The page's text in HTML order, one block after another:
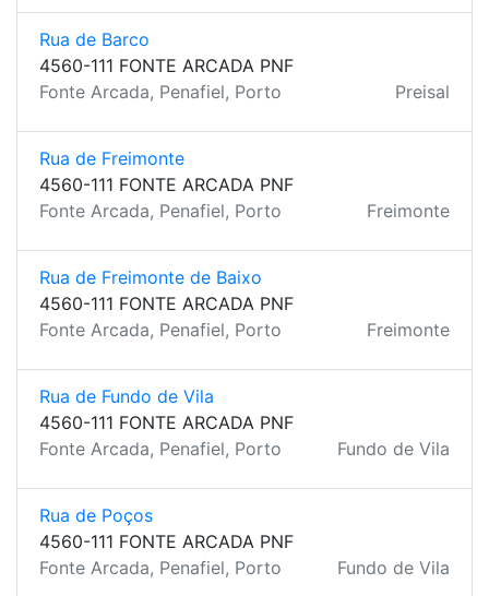
Rua de Barco
4560-111 FONTE ARCADA PNF
Fonte Arcada, Penafiel, Porto
Preisal
Rua de Freimonte
4560-111 FONTE ARCADA PNF
Fonte Arcada, Penafiel, Porto
Freimonte
Rua de Freimonte de Baixo
4560-111 FONTE ARCADA PNF
Fonte Arcada, Penafiel, Porto
Freimonte
Rua de Fundo de Vila
4560-111 FONTE ARCADA PNF
Fonte Arcada, Penafiel, Porto
Fundo de Vila
Rua de Poços
4560-111 FONTE ARCADA PNF
Fonte Arcada, Penafiel, Porto
Fundo de Vila